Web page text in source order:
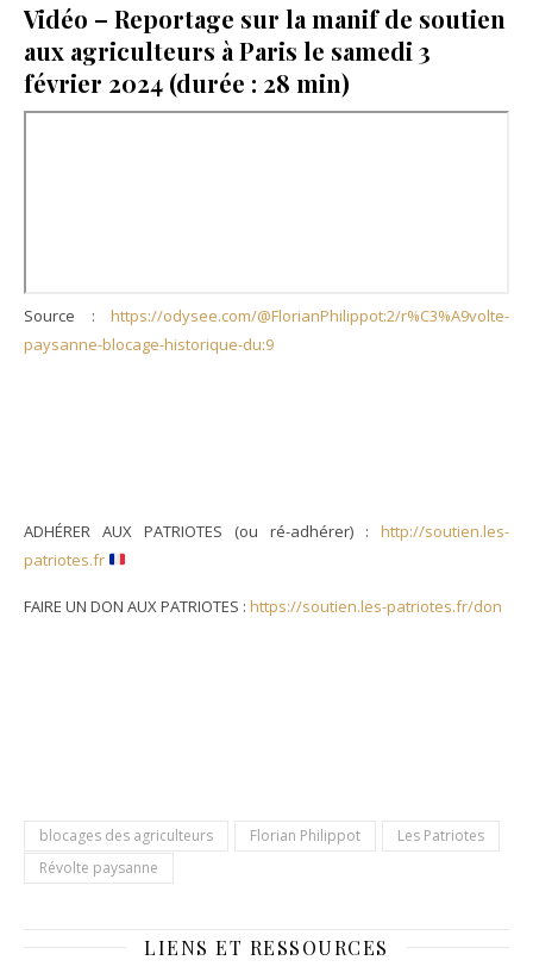
Vidéo – Reportage sur la manif de soutien
aux agriculteurs à Paris le samedi 3
février 2024 (durée : 28 min)
Source : https://odysee.com/@FlorianPhilippot:2/r%C3%A9volte-
paysanne-blocage-historique-du:9
ADHÉRER AUX PATRIOTES (ou ré-adhérer) : http://soutien.les-
patriotes.fr
FAIRE UN DON AUX PATRIOTES : https://soutien.les-patriotes.fr/don
blocages des agriculteurs Florian Philippot
Les Patriotes
Révolte paysanne
LIENS ET RESSOURCES